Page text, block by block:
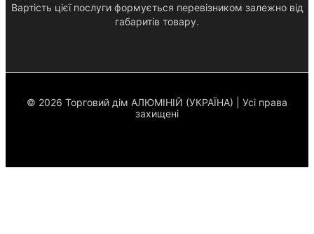
Вартість цієї послуги формується перевізником залежно від
габаритів товару.
© 2026 Торговий дім АЛЮМІНІЙ (УКРАЇНА) | Усі права
захищені